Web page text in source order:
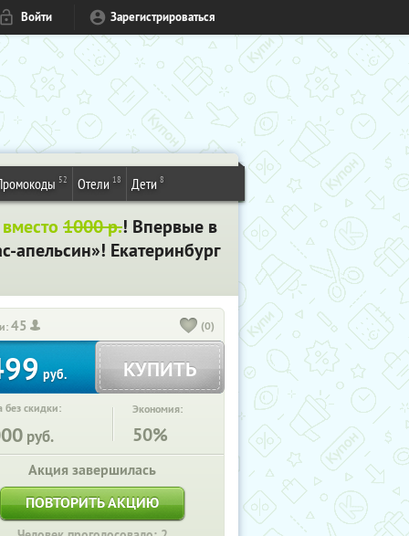
Войти Зарегистрироваться
52 Отели 18 Дети 8
1000 р.! Впервые в
апельсин»! Екатеринбург
45 (0)
руб. КУПИТЬ
без скидки:
руб.
Экономия:
50%
Акция завершилась
ПОВТОРИТЬ АКЦИЮ